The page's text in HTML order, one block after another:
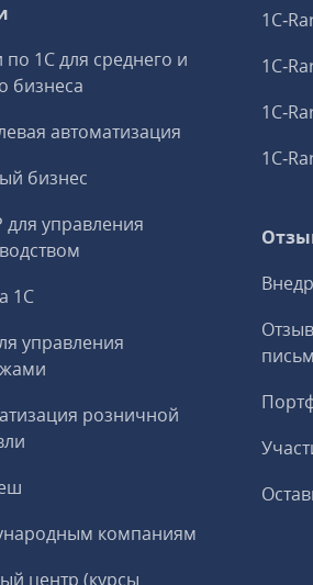
по 1С для среднего и
бизнеса
автоматизация
бизнес
для управления
1С
управления
розничной
компаниям
центр (курсы